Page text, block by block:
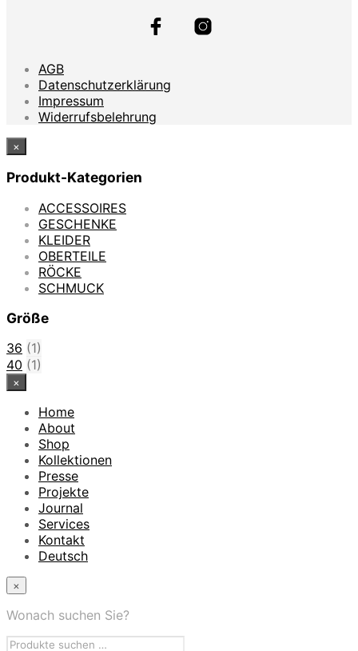
AGB
Datenschutzerklärung
Impressum
Widerrufsbelehrung
×
Produkt-Kategorien
ACCESSOIRES
GESCHENKE
KLEIDER
OBERTEILE
RÖCKE
SCHMUCK
Größe
36 (1)
40 (1)
×
Home
About
Shop
Kollektionen
Presse
Projekte
Journal
Services
Kontakt
Deutsch
×
Wonach suchen Sie?